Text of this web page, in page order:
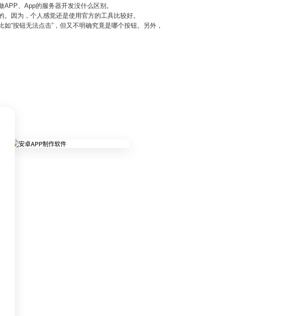
、App的服务器开发没什么区别。
因为，个人感觉还是使用官方的工具比较好。
“按钮无法点击”，但又不明确究竟是哪个按钮。另外，